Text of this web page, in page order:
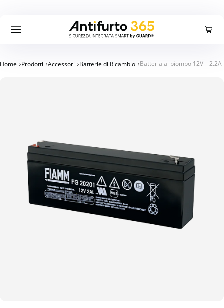
Azienda
Home Prodotti Accessori Batterie di Ricambio Batteria al piombo 12V – 2.2A